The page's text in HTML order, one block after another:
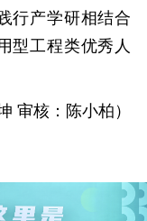
行产学研相结合
型工程类优秀人
审核：陈小柏 ）